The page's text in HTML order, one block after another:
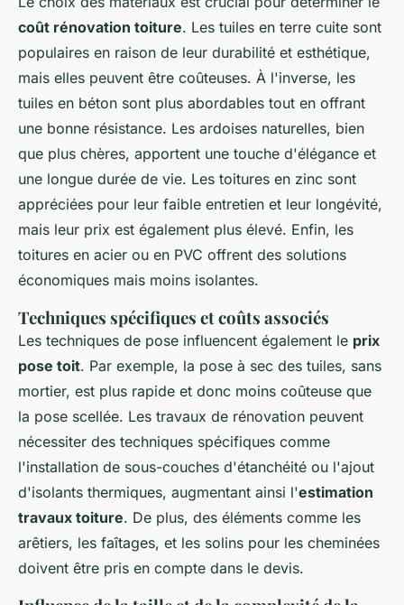
coût rénovation toiture. Les tuiles en terre cuite sont
populaires en raison de leur durabilité et esthétique,
mais elles peuvent être coûteuses. À l'inverse, les
tuiles en béton sont plus abordables tout en offrant
une bonne résistance. Les ardoises naturelles, bien
que plus chères, apportent une touche d'élégance et
une longue durée de vie. Les toitures en zinc sont
appréciées pour leur faible entretien et leur longévité,
mais leur prix est également plus élevé. Enfin, les
toitures en acier ou en PVC offrent des solutions
économiques mais moins isolantes.
Techniques spécifiques et coûts associés
Les techniques de pose influencent également le prix
pose toit. Par exemple, la pose à sec des tuiles, sans
mortier, est plus rapide et donc moins coûteuse que
la pose scellée. Les travaux de rénovation peuvent
nécessiter des techniques spécifiques comme
l'installation de sous-couches d'étanchéité ou l'ajout
d'isolants thermiques, augmentant ainsi l'estimation
travaux toiture. De plus, des éléments comme les
arêtiers, les faîtages, et les solins pour les cheminées
doivent être pris en compte dans le devis.